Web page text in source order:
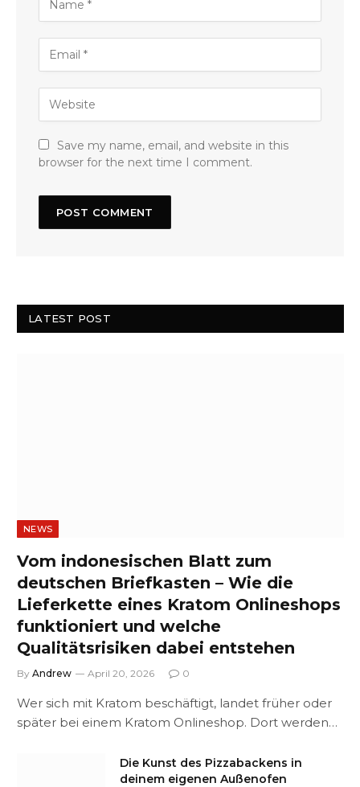
Save my name, email, and website in this
browser for the next time I comment.
LATEST POST
NEWS
Vom indonesischen Blatt zum
deutschen Briefkasten – Wie die
Lieferkette eines Kratom Onlineshops
funktioniert und welche
Qualitätsrisiken dabei entstehen
By Andrew April 20, 2026 0
Wer sich mit Kratom beschäftigt, landet früher oder
später bei einem Kratom Onlineshop. Dort werden…
Die Kunst des Pizzabackens in
deinem eigenen Außenofen